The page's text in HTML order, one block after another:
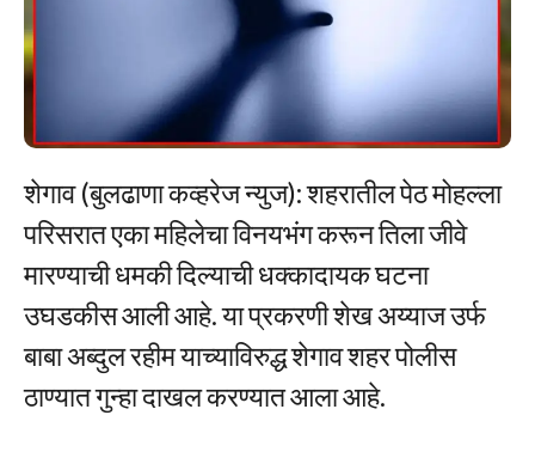
शेगाव (बुलढाणा कव्हरेज न्युज): शहरातील पेठ मोहल्ला
परिसरात एका महिलेचा विनयभंग करून तिला जीवे
मारण्याची धमकी दिल्याची धक्कादायक घटना
उघडकीस आली आहे. या प्रकरणी शेख अय्याज उर्फ
बाबा अब्दुल रहीम याच्याविरुद्ध शेगाव शहर पोलीस
ठाण्यात गुन्हा दाखल करण्यात आला आहे.